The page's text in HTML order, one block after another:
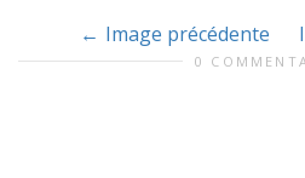
Image précédente
0